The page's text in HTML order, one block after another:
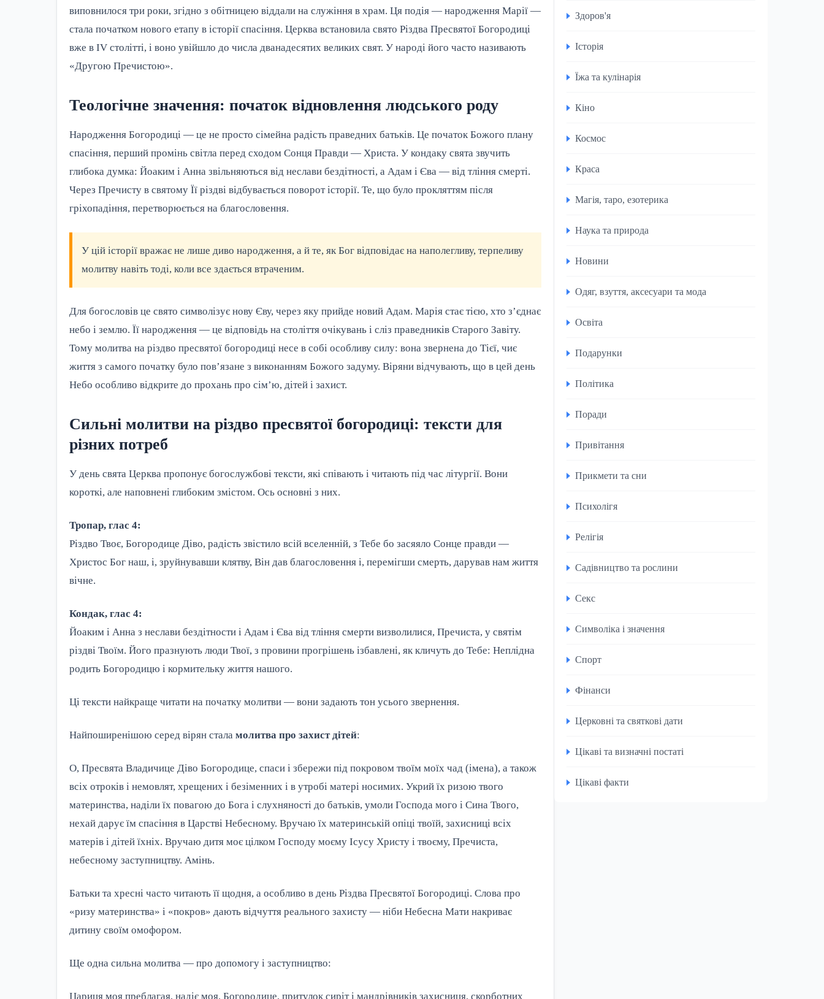
виповнилося три роки, згідно з обітницею віддали на служіння в храм. Ця подія — народження Марії —
стала початком нового етапу в історії спасіння. Церква встановила свято Різдва Пресвятої Богородиці
вже в IV столітті, і воно увійшло до числа дванадесятих великих свят. У народі його часто називають
«Другою Пречистою».
Теологічне значення: початок відновлення людського роду
Народження Богородиці — це не просто сімейна радість праведних батьків. Це початок Божого плану
спасіння, перший промінь світла перед сходом Сонця Правди — Христа. У кондаку свята звучить
глибока думка: Йоаким і Анна звільняються від неслави бездітності, а Адам і Єва — від тління смерті.
Через Пречисту в святому Її різдві відбувається поворот історії. Те, що було прокляттям після
гріхопадіння, перетворюється на благословення.
У цій історії вражає не лише диво народження, а й те, як Бог відповідає на наполегливу, терпеливу
молитву навіть тоді, коли все здається втраченим.
Для богословів це свято символізує нову Єву, через яку прийде новий Адам. Марія стає тією, хто з’єднає
небо і землю. Її народження — це відповідь на століття очікувань і сліз праведників Старого Завіту.
Тому молитва на різдво пресвятої богородиці несе в собі особливу силу: вона звернена до Тієї, чиє
життя з самого початку було пов’язане з виконанням Божого задуму. Віряни відчувають, що в цей день
Небо особливо відкрите до прохань про сім’ю, дітей і захист.
Сильні молитви на різдво пресвятої богородиці: тексти для
різних потреб
У день свята Церква пропонує богослужбові тексти, які співають і читають під час літургії. Вони
короткі, але наповнені глибоким змістом. Ось основні з них.
Тропар, глас 4:
Різдво Твоє, Богородице Діво, радість звістило всій вселенній, з Тебе бо засяяло Сонце правди —
Христос Бог наш, і, зруйнувавши клятву, Він дав благословення і, перемігши смерть, дарував нам життя
вічне.
Кондак, глас 4:
Йоаким і Анна з неслави бездітности і Адам і Єва від тління смерти визволилися, Пречиста, у святім
різдві Твоїм. Його празнують люди Твої, з провини прогрішень ізбавлені, як кличуть до Тебе: Неплідна
родить Богородицю і кормительку життя нашого.
Ці тексти найкраще читати на початку молитви — вони задають тон усього звернення.
Найпоширенішою серед вірян стала молитва про захист дітей:
О, Пресвята Владичице Діво Богородице, спаси і збережи під покровом твоїм моїх чад (імена), а також
всіх отроків і немовлят, хрещених і безіменних і в утробі матері носимих. Укрий їх ризою твого
материнства, наділи їх повагою до Бога і слухняності до батьків, умоли Господа мого і Сина Твого,
нехай дарує їм спасіння в Царстві Небесному. Вручаю їх материнській опіці твоїй, захисниці всіх
матерів і дітей їхніх. Вручаю дитя моє цілком Господу моєму Ісусу Христу і твоєму, Пречиста,
небесному заступництву. Амінь.
Батьки та хресні часто читають її щодня, а особливо в день Різдва Пресвятої Богородиці. Слова про
«ризу материнства» і «покров» дають відчуття реального захисту — ніби Небесна Мати накриває
дитину своїм омофором.
Ще одна сильна молитва — про допомогу і заступництво:
Цариця моя преблагая, надіє моя, Богородице, притулок сиріт і мандрівників захисниця, скорботних
Здоров'я
Історія
Їжа та кулінарія
Кіно
Космос
Краса
Магія, таро, езотерика
Наука та природа
Новини
Одяг, взуття, аксесуари та мода
Освіта
Подарунки
Політика
Поради
Привітання
Прикмети та сни
Психолігя
Релігія
Садівництво та рослини
Секс
Символіка і значення
Спорт
Фінанси
Церковні та святкові дати
Цікаві та визначні постаті
Цікаві факти